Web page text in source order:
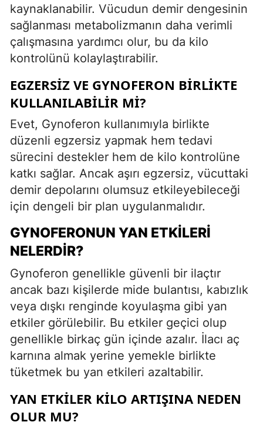
kaynaklanabilir. Vücudun demir dengesinin
sağlanması metabolizmanın daha verimli
çalışmasına yardımcı olur, bu da kilo
kontrolünü kolaylaştırabilir.
EGZERSIZ VE GYNOFERON BIRLIKTE
KULLANILABILIR MI?
Evet, Gynoferon kullanımıyla birlikte
düzenli egzersiz yapmak hem tedavi
sürecini destekler hem de kilo kontrolüne
katkı sağlar. Ancak aşırı egzersiz, vücuttaki
demir depolarını olumsuz etkileyebileceği
için dengeli bir plan uygulanmalıdır.
GYNOFERONUN YAN ETKILERI
NELERDIR?
Gynoferon genellikle güvenli bir ilaçtır
ancak bazı kişilerde mide bulantısı, kabızlık
veya dışkı renginde koyulaşma gibi yan
etkiler görülebilir. Bu etkiler geçici olup
genellikle birkaç gün içinde azalır. İlacı aç
karnına almak yerine yemekle birlikte
tüketmek bu yan etkileri azaltabilir.
YAN ETKILER KILO ARTIŞINA NEDEN
OLUR MU?